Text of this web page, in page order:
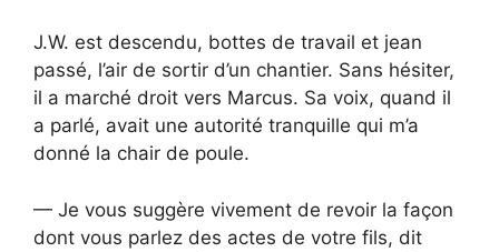
J.W. est descendu, bottes de travail et jean
passé, l’air de sortir d’un chantier. Sans hésiter,
il a marché droit vers Marcus. Sa voix, quand il
a parlé, avait une autorité tranquille qui m’a
donné la chair de poule.
— Je vous suggère vivement de revoir la façon
dont vous parlez des actes de votre fils, dit